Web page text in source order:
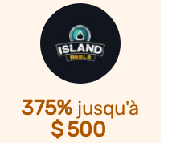
375%jusqu'à
$500